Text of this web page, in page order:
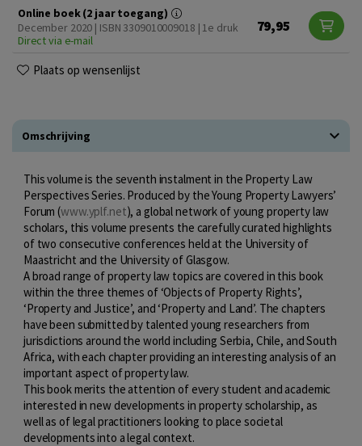
Online boek (2 jaar toegang)
December 2020 | ISBN 3309010009018 | 1e druk
Direct via e-mail
79,95
Plaats op wensenlijst
Omschrijving
This volume is the seventh instalment in the Property Law
Perspectives Series. Produced by the Young Property Lawyers’
Forum (www.yplf.net), a global network of young property law
scholars, this volume presents the carefully curated highlights
of two consecutive conferences held at the University of
Maastricht and the University of Glasgow.
A broad range of property law topics are covered in this book
within the three themes of ‘Objects of Property Rights’,
‘Property and Justice’, and ‘Property and Land’. The chapters
have been submitted by talented young researchers from
jurisdictions around the world including Serbia, Chile, and South
Africa, with each chapter providing an interesting analysis of an
important aspect of property law.
This book merits the attention of every student and academic
interested in new developments in property scholarship, as
well as of legal practitioners looking to place societal
developments into a legal context.